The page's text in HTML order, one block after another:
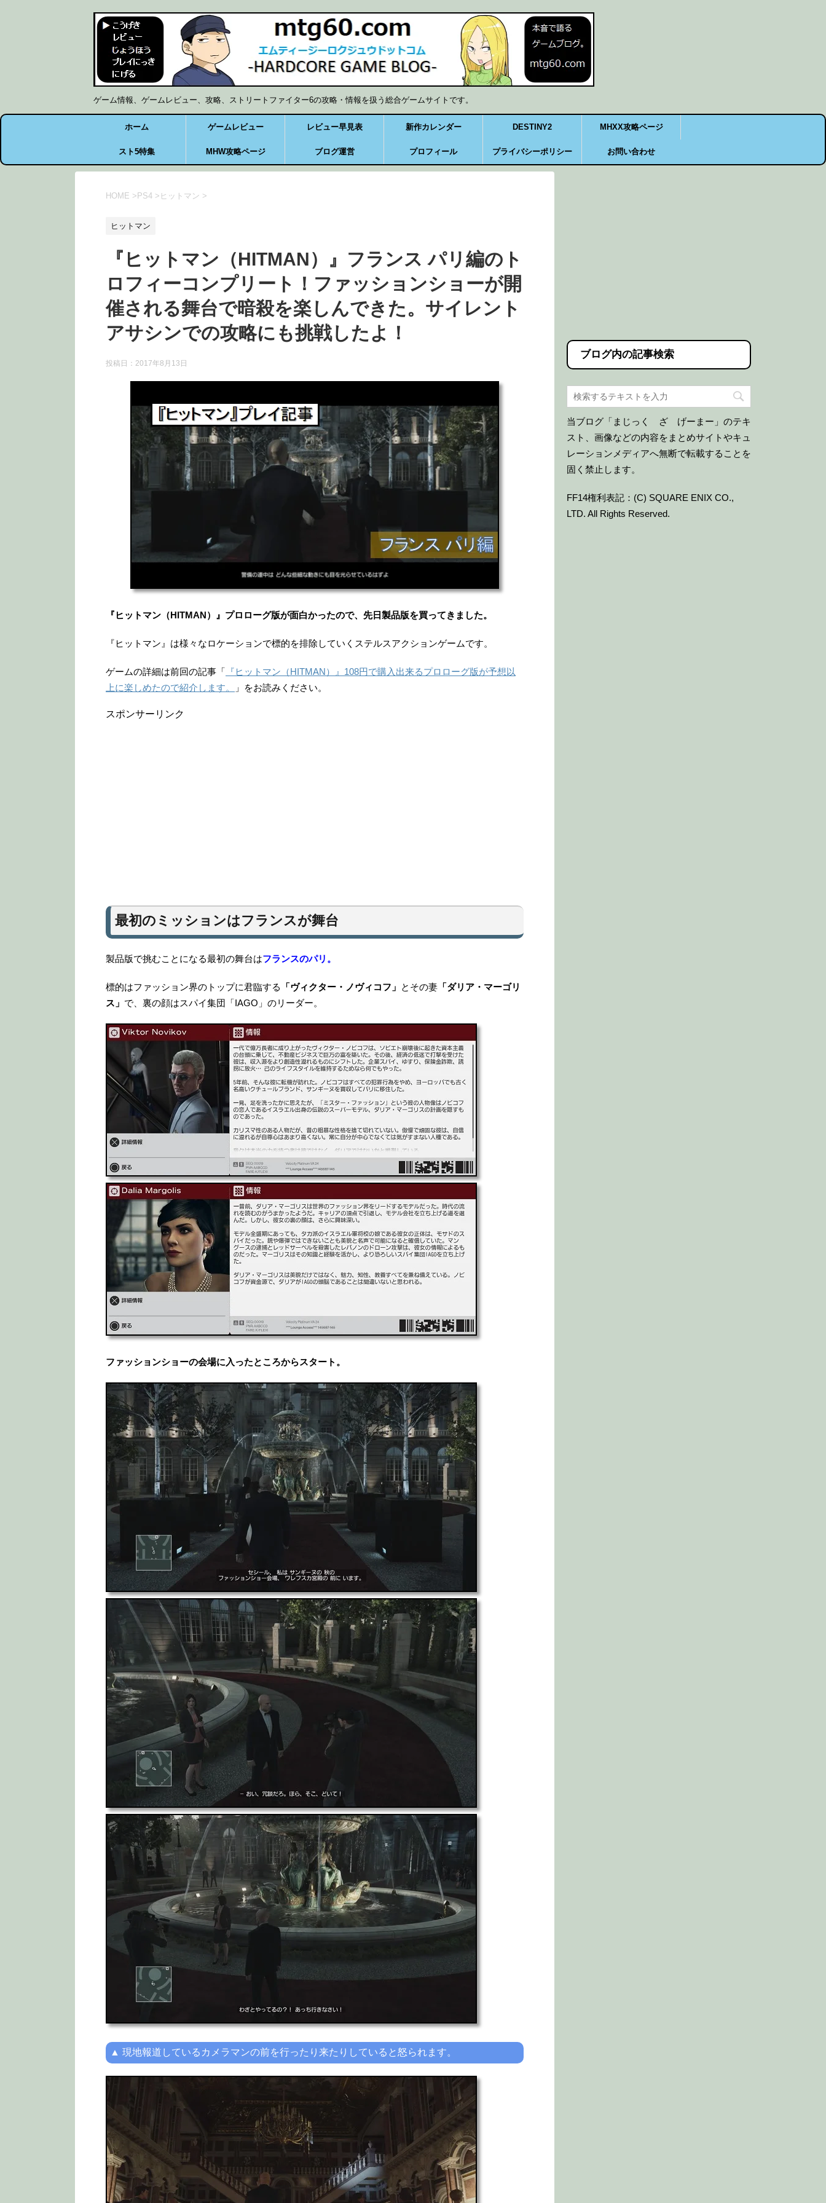
ゲーム情報、ゲームレビュー、攻略、ストリートファイター6の攻略・情報を扱う総合ゲームサイトです。
ホーム ゲームレビュー レビュー早見表 新作カレンダー DESTINY2 MHXX攻略ページ
スト5特集 MHW攻略ページ ブログ運営 プロフィール プライバシーポリシー お問い合わせ
HOME > PS4 > ヒットマン >
ヒットマン
『ヒットマン（HITMAN）』フランス パリ編のト
ロフィーコンプリート！ファッションショーが開
催される舞台で暗殺を楽しんできた。サイレント
アサシンでの攻略にも挑戦したよ！
投稿日： 2017年8月13日
『ヒットマン（HITMAN）』プロローグ版が面白かったので、先日製品版を買ってきました。
『ヒットマン』は様々なロケーションで標的を排除していくステルスアクションゲームです。
ゲームの詳細は前回の記事「 『ヒットマン（HITMAN）』108円で購入出来るプロローグ版が予想以
上に楽しめたので紹介します。
」をお読みください。
スポンサーリンク
最初のミッションはフランスが舞台
製品版で挑むことになる最初の舞台はフランスのパリ。
標的はファッション界のトップに君臨する 「ヴィクター・ノヴィコフ」 とその妻 「ダリア・マーゴリ
ス」 で、裏の顔はスパイ集団「IAGO」のリーダー。
ファッションショーの会場に入ったところからスタート。
▲ 現地報道しているカメラマンの前を行ったり来たりしていると怒られます。
ブログ内の記事検索
当ブログ「まじっく ざ げーまー」のテキ
スト、画像などの内容をまとめサイトやキュ
レーションメディアへ無断で転載することを
固く禁止します。
FF14権利表記：(C) SQUARE ENIX CO.,
LTD. All Rights Reserved.